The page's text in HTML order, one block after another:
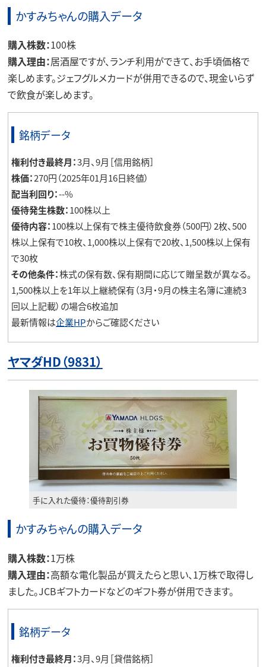
かすみちゃんの購入データ
購入株数：100株
購入理由：居酒屋ですが、ランチ利用ができて、お手頃価格で
楽しめます。ジェフグルメカードが併用できるので、現金いらず
で飲食が楽しめます。
銘柄データ
権利付き最終月：3月、9月［信用銘柄］
株価：270円（2025年01月16日終値）
配当利回り：--%
優待発生株数：100株以上
優待内容：100株以上保有で株主優待飲食券（500円）2枚、500
株以上保有で10枚、1,000株以上保有で20枚、1,500株以上保有
で30枚
その他条件：株式の保有数、保有期間に応じて贈呈数が異なる。
1,500株以上を1年以上継続保有（3月・9月の株主名簿に連続3
回以上記載）の場合6枚追加
最新情報は企業HPからご確認ください
ヤマダHD（9831）
手に入れた優待：優待割引券
かすみちゃんの購入データ
購入株数：1万株
購入理由：高額な電化製品が買えたらと思い、1万株で取得し
ました。JCBギフトカードなどのギフト券が併用できます。
銘柄データ
権利付き最終月：3月、9月［貸借銘柄］